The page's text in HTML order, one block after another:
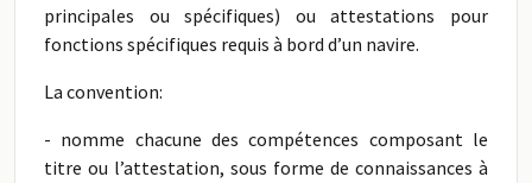
principales ou spécifiques) ou attestations pour
fonctions spécifiques requis à bord d’un navire.
La convention:
- nomme chacune des compétences composant le
titre ou l’attestation, sous forme de connaissances à